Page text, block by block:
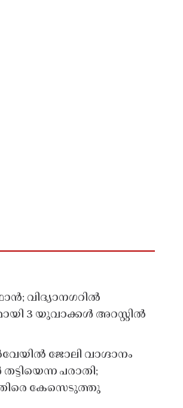
വിദ്യാനഗറിൽ
3 യുവാക്കൾ അറസ്റ്റിൽ
ജോലി വാഗ്ദാനം
പരാതി;
കേസെടുത്തു